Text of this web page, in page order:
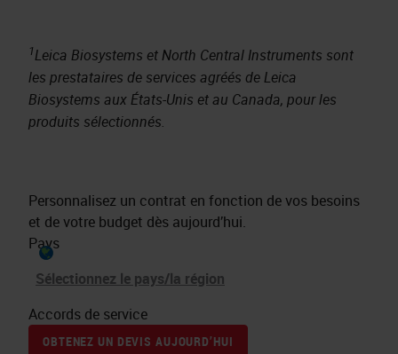
1Leica Biosystems et North Central Instruments sont
les prestataires de services agréés de Leica
Biosystems aux États-Unis et au Canada, pour les
produits sélectionnés.
Personnalisez un contrat en fonction de vos besoins
et de votre budget dès aujourd’hui.
Pays
Sélectionnez le pays/la région
Accords de service
OBTENEZ UN DEVIS AUJOURD’HUI